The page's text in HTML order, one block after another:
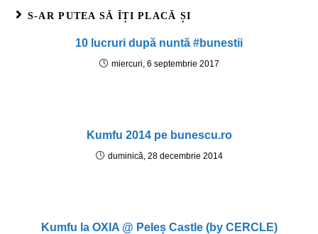
S-AR PUTEA SĂ ÎȚI PLACĂ ȘI
10 lucruri după nuntă #bunestii
miercuri, 6 septembrie 2017
Kumfu 2014 pe bunescu.ro
duminică, 28 decembrie 2014
Kumfu la OXIA @ Peleș Castle (by CERCLE)